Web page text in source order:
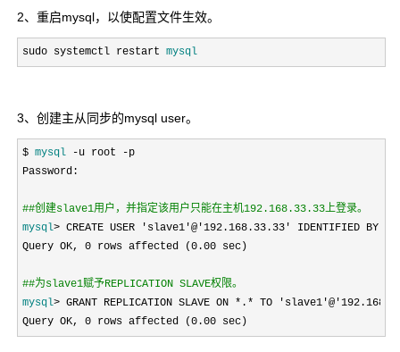
2、重启mysql，以使配置文件生效。
sudo systemctl restart mysql
3、创建主从同步的mysql user。
$ mysql -u root -p
Password :
##创建slave1用户，并指定该用户只能在主机192.168.33.33上登录。
mysql> CREATE USER 'slave1'@'192.168.33.33' IDENTIFIED BY
Query OK, 0 rows affected (0.00 sec)
##为slave1赋予REPLICATION SLAVE权限。
mysql> GRANT REPLICATION SLAVE ON *.* TO
Query OK, 0 rows affected (0.00 sec)